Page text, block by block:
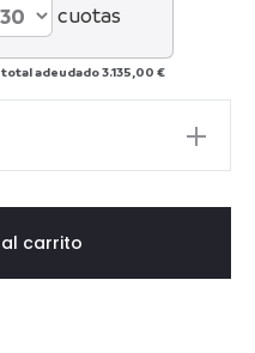
cuotas
adeudado3.135,00 €
carrito